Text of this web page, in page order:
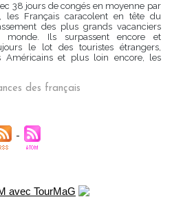
38 jours de congés en moyenne par
les Français caracolent en tête du
des plus grands vacanciers
monde. Ils surpassent encore et
le lot des touristes étrangers,
Américains et plus loin encore, les
des français